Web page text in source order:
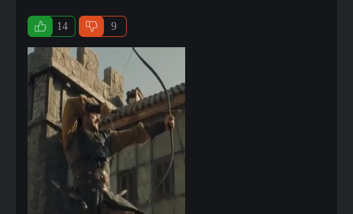
14 9